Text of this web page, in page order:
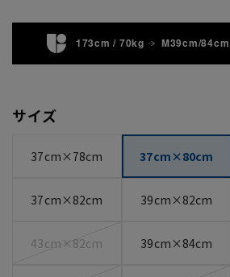
173cm / 70kg M39cm/84cm
サイズ
37cm×78cm 37cm×80cm
37cm×82cm 39cm×82cm
43cm×82cm 39cm×84cm